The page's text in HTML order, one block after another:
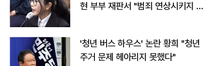
현 부부 재판서 "범죄 연상시키지 말
'청년 버스 하우스' 논란 황희 "청년
주거 문제 헤아리지 못했다"